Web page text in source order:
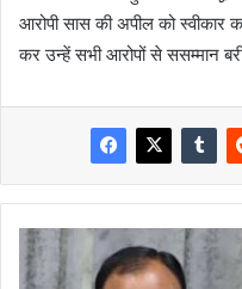
आरोपी सास की अपील को
कर उन्हें सभी आरोपों से ससम्मान